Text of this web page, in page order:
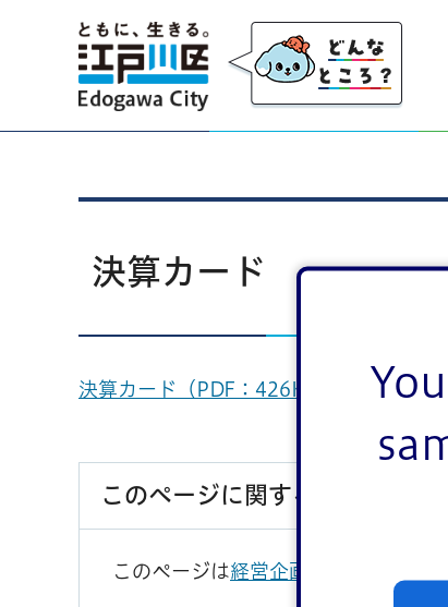
江戸川区
決算カード
決算カード（PDF：426KB）
このページに関するお問い合わせ
このページは経営企画部財政課